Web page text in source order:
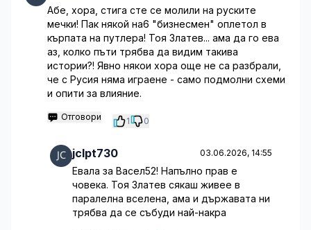
Абе, хора, стига сте се молили на руските
мечки! Пак някой на6 "бизнесмен" оплетол в
кърпата на путлера! Тоя Златев... ама да го ева
аз, колко пъти трябва да видим такива
истории?! Явно някои хора още не са разбрали,
че с Русия няма играене - само подмолни схеми
и опити за влияние.
Отговори 1 0
jclpt730 03.06.2026, 14:55
Евала за Васел52! Напълно прав е
човека. Тоя Златев сякаш живее в
паралелна вселена, ама и държавата ни
трябва да се събуди най-накра